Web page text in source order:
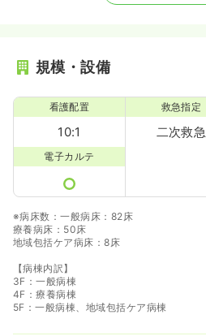
規模・設備
看護配置
10:1
救急指定
二次救急
電子カルテ
※病床数：一般病床：82床
療養病床：50床
地域包括ケア病床：8床
【病棟内訳】
3F：一般病棟
4F：療養病棟
5F：一般病棟、地域包括ケア病棟